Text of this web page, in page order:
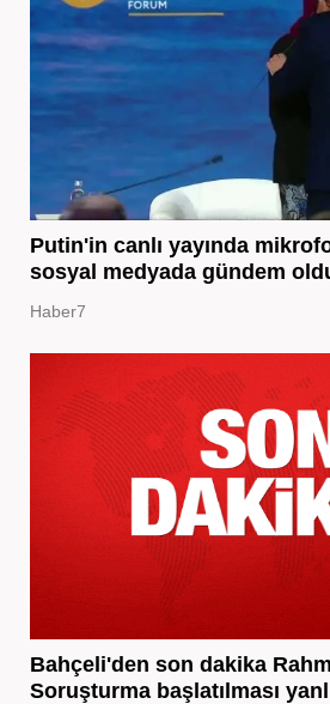
Putin'in canlı yayında
sosyal medyada gündem
Haber7
Bahçeli'den son dakika
Soruşturma başlatılması